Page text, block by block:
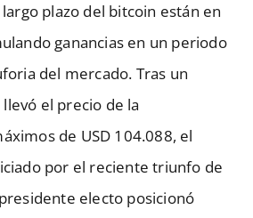
plazo del bitcoin están en
ganancias en un periodo
del mercado. Tras un
el precio de la
de USD 104.088, el
por el reciente triunfo de
electo posicionó